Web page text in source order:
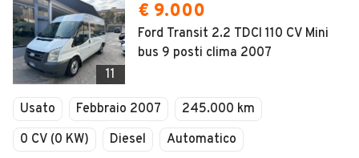
11
€ 9.000
Ford Transit 2.2 TDCI 110 CV Mini
bus 9 posti clima 2007
Usato Febbraio 2007
245.000 km
0 CV (0 KW)
Diesel Automatico